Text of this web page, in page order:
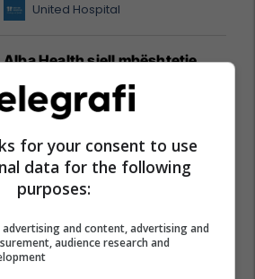
United Hospital
Alba Health sjell mbështetje
profesionale për organizatat
Spitex në Zvicër
Alba Health
Botëror 2026
for your consent to use
data for the following
purposes:
advertising and content, advertising and
audience research and